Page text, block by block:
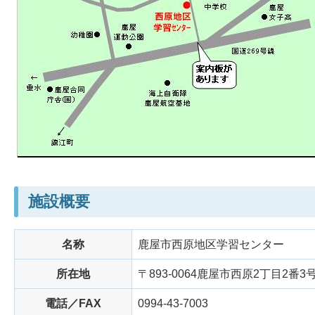
施設概要
名称 鹿屋市西原地区学習センター
所在地 〒893-0064鹿屋市西原2丁目2番3
電話／FAX 0994-43-7003